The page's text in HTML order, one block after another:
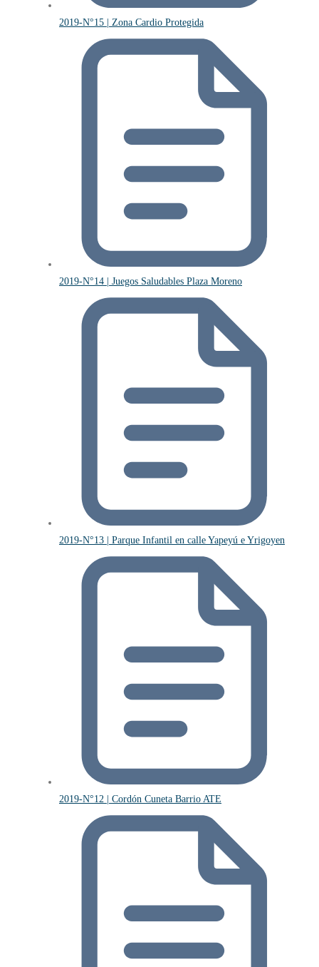
2019-N°15 | Zona Cardio Protegida
2019-N°14 | Juegos Saludables Plaza Moreno
2019-N°13 | Parque Infantil en calle Yapeyú e Yrigoyen
2019-N°12 | Cordón Cuneta Barrio ATE